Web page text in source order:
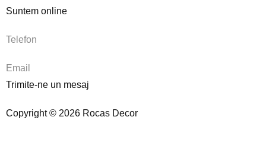
Suntem online
Telefon
Email
Trimite-ne un mesaj
Copyright © 2026 Rocas Decor